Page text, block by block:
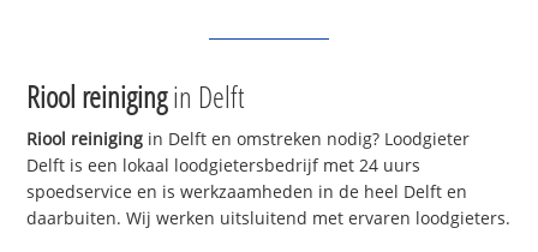
Riool reinigingin Delft
Riool reiniging in Delft en omstreken nodig? Loodgieter
Delft is een lokaal loodgietersbedrijf met 24 uurs
spoedservice en is werkzaamheden in de heel Delft en
daarbuiten. Wij werken uitsluitend met ervaren loodgieters.